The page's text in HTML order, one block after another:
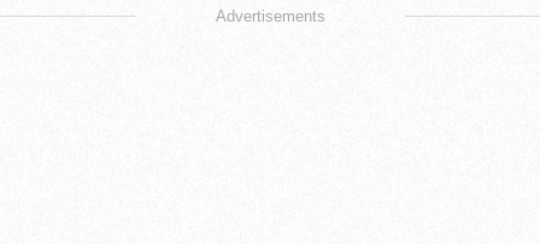
Advertisements